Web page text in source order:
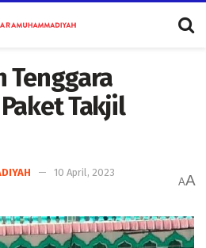
Tenggara
Takjil
10 April, 2023
AA